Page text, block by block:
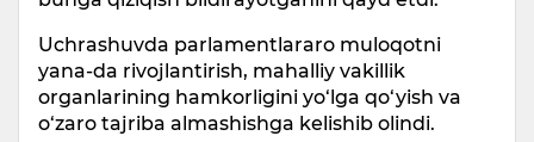
Uchrashuvda parlamentlararo muloqotni
yana-da rivojlantirish, mahalliy vakillik
organlarining hamkorligini yo‘lga qo‘yish va
o‘zaro tajriba almashishga kelishib olindi.